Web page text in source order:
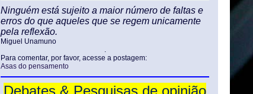
Ninguém está sujeito a maior número de faltas e
erros do que aqueles que se regem unicamente
pela reflexão.
Miguel Unamuno
.
Para comentar, por favor, acesse a postagem:
Asas do pensamento
Debates & Pesquisas de opinião